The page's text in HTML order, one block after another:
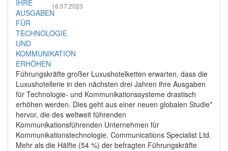
18.07.2023
Führungskräfte großer Luxushotelketten erwarten, dass die
Luxushotellerie in den nächsten drei Jahren ihre Ausgaben
für Technologie- und Kommunikationssysteme drastisch
erhöhen werden. Dies geht aus einer neuen globalen Studie*
hervor, die des weltweit führenden
Kommunikationsführenden Unternehmen für
Kommunikationstechnologie, Communications Specialist Ltd.
Mehr als die Hälfte (54 %) der befragten Führungskräfte